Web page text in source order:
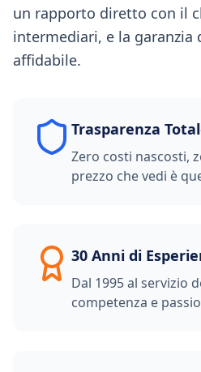
un rapporto diretto con il
intermediari, e la garanzia
affidabile.
Trasparenza
Zero costi nascosti,
prezzo che vedi è
30 Anni di
Dal 1995 al servizio
competenza e